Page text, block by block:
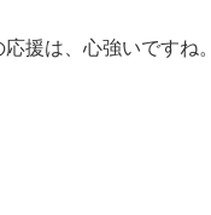
援は、心強いですね。